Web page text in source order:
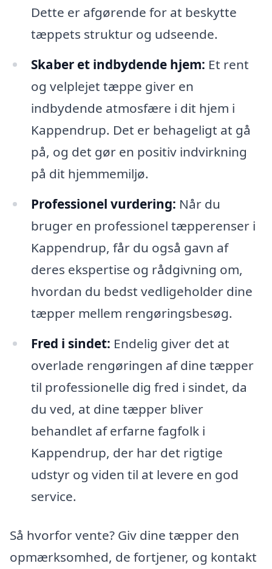
Dette er afgørende for at beskytte
tæppets struktur og udseende.
Skaber et indbydende hjem: Et rent
og velplejet tæppe giver en
indbydende atmosfære i dit hjem i
Kappendrup. Det er behageligt at gå
på, og det gør en positiv indvirkning
på dit hjemmemiljø.
Professionel vurdering: Når du
bruger en professionel tæpperenser i
Kappendrup, får du også gavn af
deres ekspertise og rådgivning om,
hvordan du bedst vedligeholder dine
tæpper mellem rengøringsbesøg.
Fred i sindet: Endelig giver det at
overlade rengøringen af dine tæpper
til professionelle dig fred i sindet, da
du ved, at dine tæpper bliver
behandlet af erfarne fagfolk i
Kappendrup, der har det rigtige
udstyr og viden til at levere en god
service.
Så hvorfor vente? Giv dine tæpper den
opmærksomhed, de fortjener, og kontakt